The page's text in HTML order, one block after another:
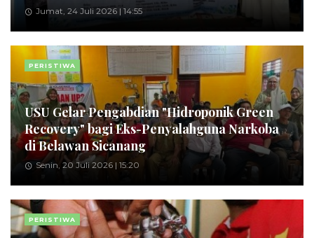
Jumat, 24 Juli 2026 | 14:55
USU Gelar Pengabdian "Hidroponik Green
Recovery" bagi Eks-Penyalahguna Narkoba
di Belawan Sicanang
Senin, 20 Juli 2026 | 15:20
PERISTIWA
PERISTIWA